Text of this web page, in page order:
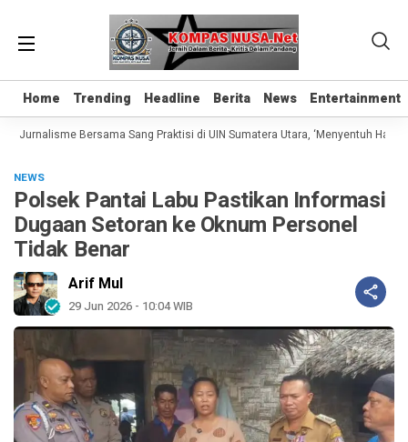
Home Trending Headline Berita News Entertainment
Home Trending Headline Berita News Entertainment
Jurnalisme Bersama Sang Praktisi di UIN Sumatera Utara, ‘Menyentuh Hati
NEWS
Polsek Pantai Labu Pastikan Informasi
Dugaan Setoran ke Oknum Personel
Tidak Benar
Arif Mul
29 Jun 2026 - 10:04 WIB